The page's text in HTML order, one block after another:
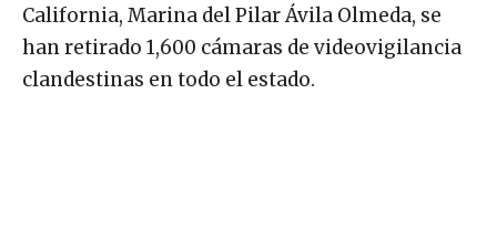
California, Marina del Pilar Ávila Olmeda, se
han retirado 1,600 cámaras de videovigilancia
clandestinas en todo el estado.